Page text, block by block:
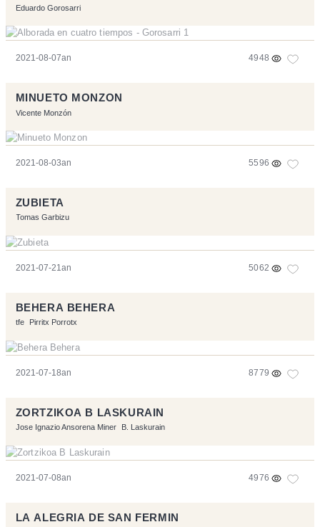
Eduardo Gorosarri
2021-08-07an 4948
MINUETO MONZON
Vicente Monzón
2021-08-03an 5596
ZUBIETA
Tomas Garbizu
2021-07-21an 5062
BEHERA BEHERA
tfe Pirritx Porrotx
2021-07-18an 8779
ZORTZIKOA B LASKURAIN
Jose Ignazio Ansorena Miner B. Laskurain
2021-07-08an 4976
LA ALEGRIA DE SAN FERMIN